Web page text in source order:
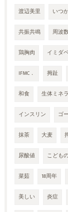
渡辺美里 いつ
共振共鳴 周波
鶏胸肉 イミダ
IFMC． 拇趾
和食 生体ミネ
インスリン ゴ
抹茶 大麦
尿酸値 こども
菜茹 18周年
美しい 炎症